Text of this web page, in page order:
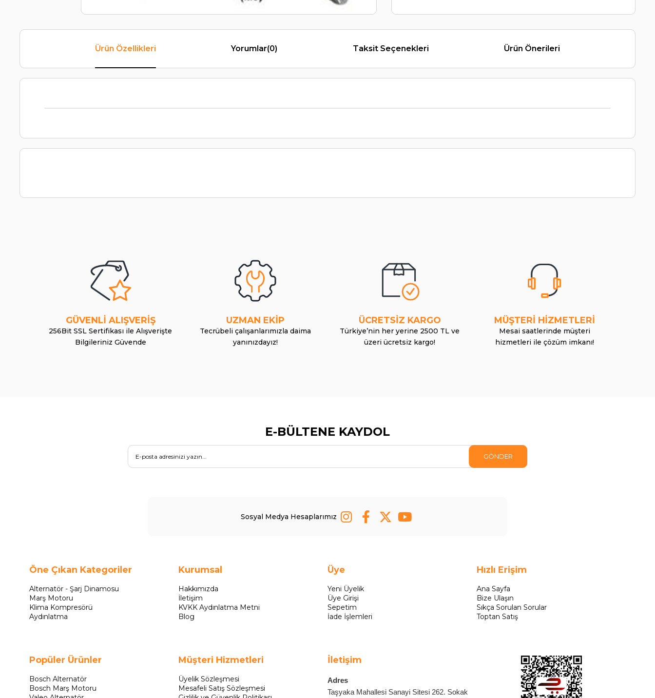
Ürün Özellikleri Yorumlar(0) Taksit Seçenekleri Ürün Önerileri
GÜVENLİ ALIŞVERİŞ
256Bit SSL Sertifikası ile Alışverişte
Bilgileriniz Güvende
UZMAN EKİP
Tecrübeli çalışanlarımızla daima
yanınızdayız!
ÜCRETSİZ KARGO
Türkiye’nin her yerine 2500 TL ve
üzeri ücretsiz kargo!
MÜŞTERİ HİZMETLERİ
Mesai saatlerinde müşteri
hizmetleri ile çözüm imkanı!
E-BÜLTENE KAYDOL
GÖNDER
Sosyal Medya Hesaplarımız
Öne Çıkan Kategoriler
Alternatör - Şarj Dinamosu
Marş Motoru
Klima Kompresörü
Aydınlatma
Popüler Ürünler
Bosch Alternatör
Bosch Marş Motoru
Kurumsal
Hakkımızda
İletişim
KVKK Aydınlatma Metni
Blog
Müşteri Hizmetleri
Üyelik Sözleşmesi
Mesafeli Satış Sözleşmesi
Üye
Yeni Üyelik
Üye Girişi
Sepetim
İade İşlemleri
İletişim
Adres
Taşyaka Mahallesi Sanayi Sitesi 262. Sokak
Hızlı Erişim
Ana Sayfa
Bize Ulaşın
Sıkça Sorulan Sorular
Toptan Satış